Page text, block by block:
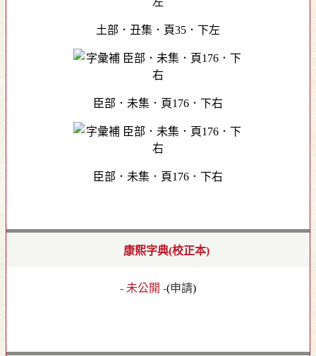
土部．丑集．頁35．下左
臣部．未集．頁176．下右
臣部．未集．頁176．下右
康熙字典(校正本)
- 未公開 -(申請)